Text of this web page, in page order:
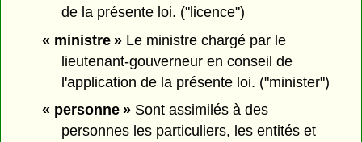
de la présente loi. ("licence")
« ministre »Le ministre chargé par le
lieutenant-gouverneur en conseil de
l'application de la présente loi. ("minister")
« personne »Sont assimilés à des
personnes les particuliers, les entités et